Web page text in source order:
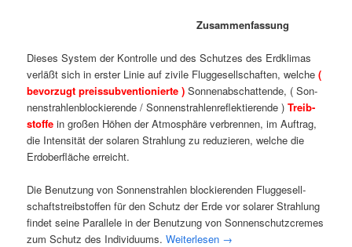
Zusammenfassung
Die­ses Sys­tem der Kon­trol­le und des Schut­zes des Erd­kli­mas
ver­läßt sich in ers­ter Linie auf zivi­le Flug­ge­sell­schaf­ten, wel­che(
bevor­zugt preis­sub­ven­tio­nier­te ) Son­nen­ab­schat­ten­de, ( Son­
nen­strah­len­blo­ckie­ren­de / Son­nen­strah­len­re­flek­tie­ren­de )Treib­
stof­fe in gro­ßen Höhen der Atmo­sphä­re ver­bren­nen, im Auf­trag,
die Inten­si­tät der sola­ren Strah­lung zu redu­zie­ren, wel­che die
Erd­ober­flä­che erreicht.
Die Benut­zung von Son­nen­strah­len blo­ckie­ren­den Flug­ge­sell­
schafts­treib­stof­fen für den Schutz der Erde vor sola­rer Strah­lung
fin­det sei­ne Par­al­le­le in der Benut­zung von Son­nen­schutz­cremes
zum Schutz des Indi­vi­du­ums.Wei­ter­le­sen →